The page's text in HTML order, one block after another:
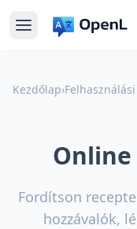
Kezdőlap›
Fordítson
hozzávalók,